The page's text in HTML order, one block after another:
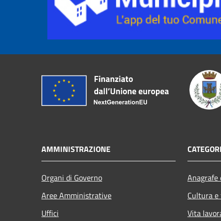
AMMINISTRAZIONE
Organi di Governo
Aree Amministrative
Uffici
Cultura
Vita